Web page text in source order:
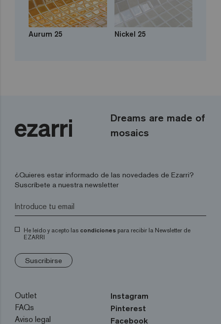
Aurum 25 Nickel 25
Dreams are made of
mosaics
¿Quieres estar informado de las novedades de Ezarri?
Suscríbete a nuestra newsletter
He leído y acepto las condiciones para recibir la Newsletter de
EZARRI
Suscribirse
Outlet
FAQs
Aviso legal
Instagram
Pinterest
Facebook